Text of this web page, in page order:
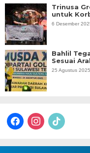
Trinusa
untuk
6 Desember
Bahlil
Sesuai
25 Agustus
facebookinstagram
tiktok